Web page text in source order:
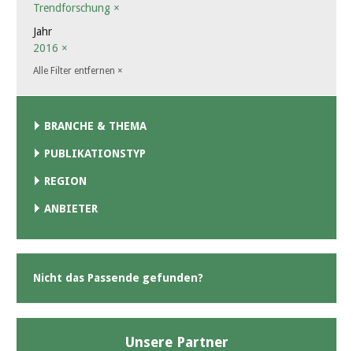
Trendforschung ×
Jahr
2016 ×
Alle Filter entfernen ×
BRANCHE & THEMA
PUBLIKATIONSTYP
REGION
ANBIETER
Nicht das Passende gefunden?
Unsere Partner